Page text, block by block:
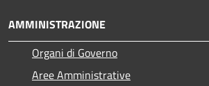
AMMINISTRAZIONE
Organi di Governo
Aree Amministrative